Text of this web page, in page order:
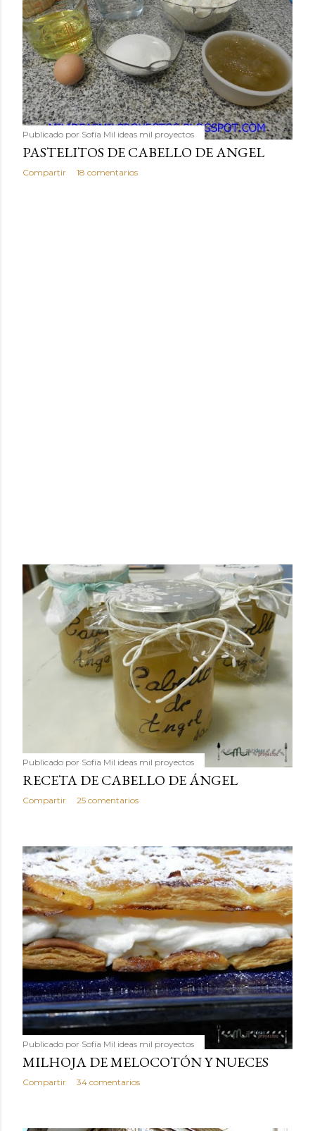
Publicado por Sofía Mil ideas mil proyectos
PASTELITOS DE CABELLO DE ANGEL
Compartir 18 comentarios
Publicado por Sofía Mil ideas mil proyectos
RECETA DE CABELLO DE ÁNGEL
Compartir 25 comentarios
Publicado por Sofía Mil ideas mil proyectos
MILHOJA DE MELOCOTÓN Y NUECES
Compartir 34 comentarios